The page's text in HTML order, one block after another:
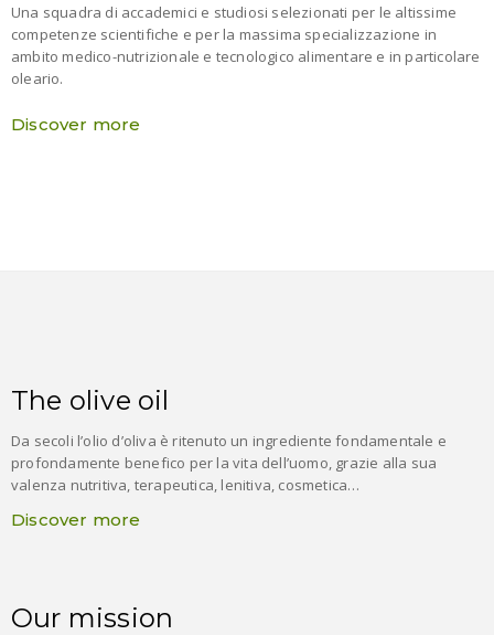
Una squadra di accademici e studiosi selezionati per le altissime
competenze scientifiche e per la massima specializzazione in
ambito medico-nutrizionale e tecnologico alimentare e in particolare
oleario.
Discover more
The olive oil
Da secoli l’olio d’oliva è ritenuto un ingrediente fondamentale e
profondamente benefico per la vita dell’uomo, grazie alla sua
valenza nutritiva, terapeutica, lenitiva, cosmetica…
Discover more
Our mission